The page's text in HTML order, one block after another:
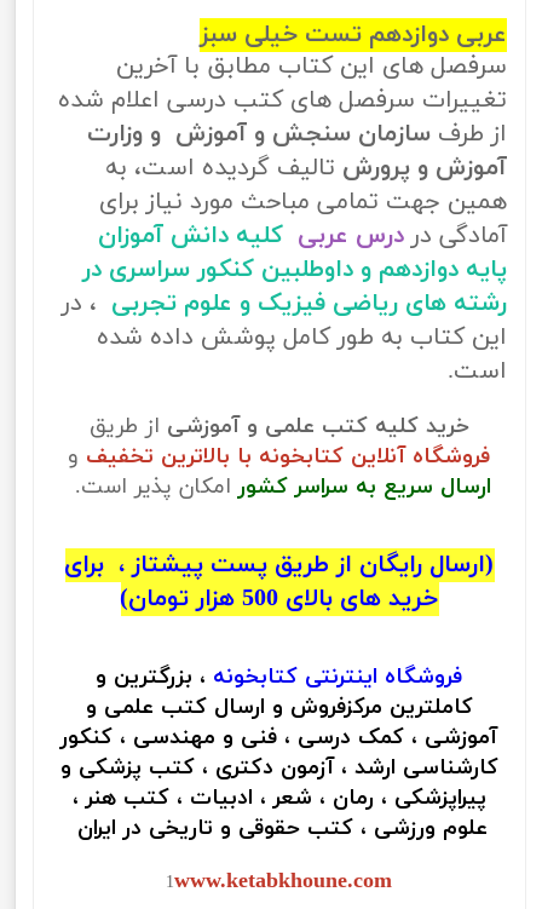
عربی دوازدهم تست خیلی سبز
سرفصل های این کتاب مطابق با آخرین
تغییرات سرفصل های کتب درسی اعلام شده
از طرف سازمان سنجش و آموزش و وزارت
آموزش و پرورش تالیف گردیده است، به
همین جهت تمامی مباحث مورد نیاز برای
آمادگی در درس عربی کلیه دانش آموزان
پایه دوازدهم و داوطلبین کنکور سراسری در
رشته های ریاضی فیزیک و علوم تجربی ، در
این کتاب به طور کامل پوشش داده شده
است.
خرید کلیه کتب علمی و آموزشی از طریق
فروشگاه آنلاین کتابخونه با بالاترین تخفیف و
ارسال سریع به سراسر کشور امکان پذیر است.
(ارسال رایگان از طریق پست پیشتاز ، برای
خرید های بالای 500 هزار تومان)
فروشگاه اینترنتی کتابخونه ، بزرگترین و
کاملترین مرکزفروش و ارسال کتب علمی و
آموزشی ، کمک درسی ، فنی و مهندسی ، کنکور
کارشناسی ارشد ، آزمون دکتری ، کتب پزشکی و
پیراپزشکی ، رمان ، شعر ، ادبیات ، کتب هنر ،
علوم ورزشی ، کتب حقوقی و تاریخی در ایران
1www.ketabkhoune.com